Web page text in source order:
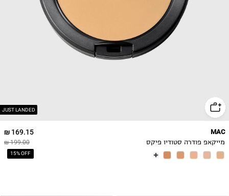
JUST LANDED
169.15 ₪
199.00 ₪
15% OFF
MAC
מייקאפ פודרה סטודיו פיקס